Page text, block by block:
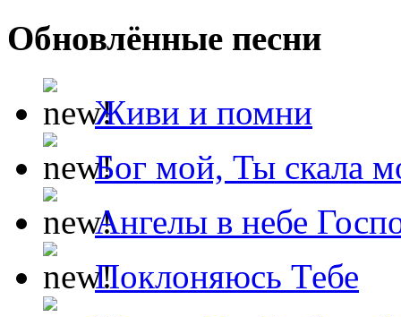
Обновлённые песни
Живи и помни
Бог мой, Ты скала
Ангелы в небе
Поклоняюсь Тебе